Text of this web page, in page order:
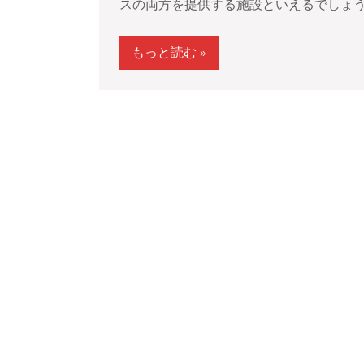
スの両方を提供する施設といえるでしょ
もっと読む »